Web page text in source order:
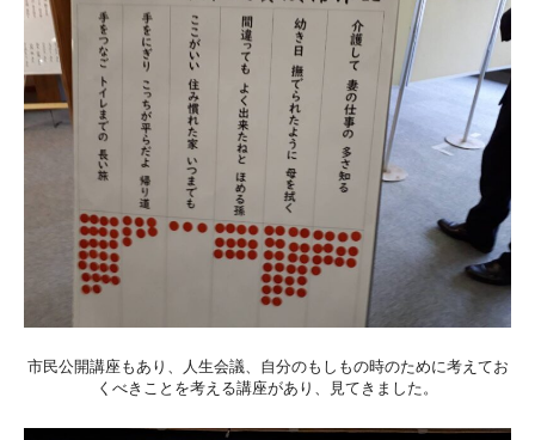
市民公開講座もあり、人生会議、自分のもしもの時のために考えてお
くべきことを考える講座があり、見てきました。